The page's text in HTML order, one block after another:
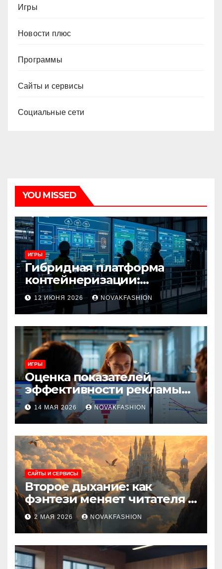
Игры
Новости плюс
Программы
Сайты и сервисы
Социальные сети
YOU MISSED
ИГРЫ
Гибридная платформа
контейнеризации:
архитектура, особенности
и сценарии использования
12 ИЮНЯ 2026 NOVAKFASHION
ИГРЫ
Оценка показателей
эффективности рекламы
при атрибуции
множественных точек
касания
14 МАЯ 2026 NOVAKFASHION
САЙТЫ И СЕРВИСЫ
Второе дыхание: как
фэнтези меняет читателя и
культуру
2 МАЯ 2026 NOVAKFASHION